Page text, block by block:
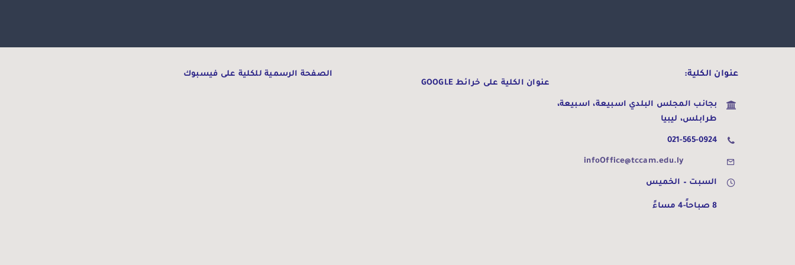
عنوان الكلية:
بجانب المجلس البلدي اسبيعة، اسبيعة،
طرابلس، ليبيا
021-565-0924
infoOffice@tccam.edu.ly
السبت – الخميس
8 صباحاً-4 مساءً
عنوان الكلية على خرائط GOOGLE
الصفحة الرسمية للكلية على فيسبوك